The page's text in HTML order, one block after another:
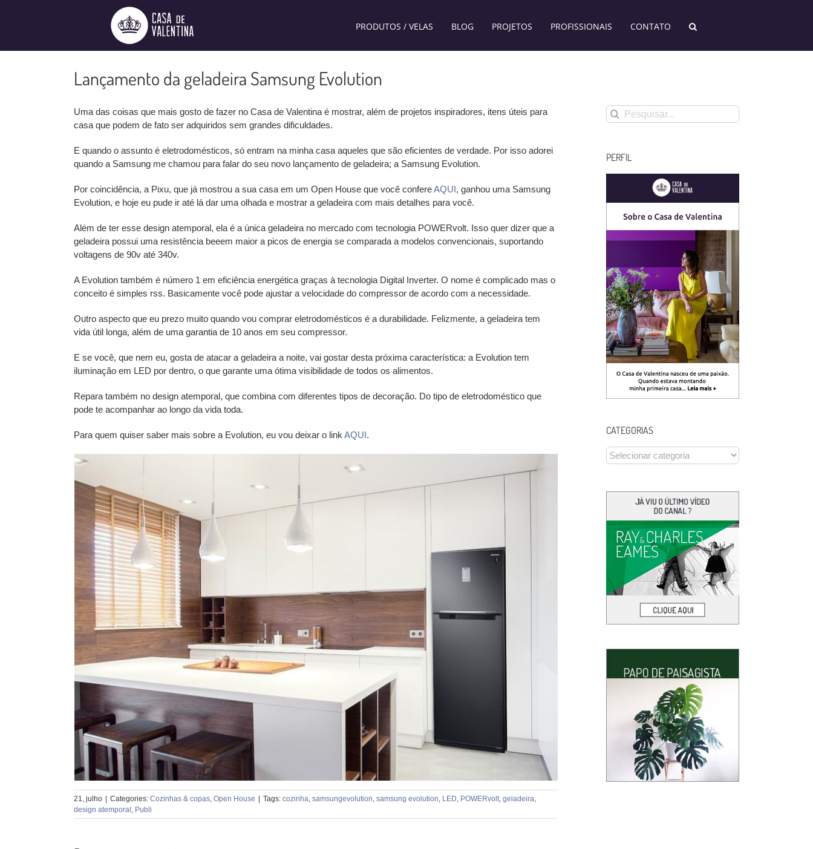
PRODUTOS / VELAS BLOG PROJETOS PROFISSIONAIS CONTATO
Lançamento da geladeira Samsung Evolution
Uma das coisas que mais gosto de fazer no Casa de Valentina é mostrar, além de projetos inspiradores, itens úteis para
casa que podem de fato ser adquiridos sem grandes dificuldades.
E quando o assunto é eletrodomésticos, só entram na minha casa aqueles que são eficientes de verdade. Por isso adorei
quando a Samsung me chamou para falar do seu novo lançamento de geladeira; a Samsung Evolution.
Por coincidência, a Pixu, que já mostrou a sua casa em um Open House que você confereAQUI, ganhou uma Samsung
Evolution, e hoje eu pude ir até lá dar uma olhada e mostrar a geladeira com mais detalhes para você.
Além de ter esse design atemporal, ela é a única geladeira no mercado com tecnologia POWERvolt. Isso quer dizer que a
geladeira possui uma resistência beeem maior a picos de energia se comparada a modelos convencionais, suportando
voltagens de 90v até 340v.
A Evolution também é número 1 em eficiência energética graças à tecnologia Digital Inverter. O nome é complicado mas o
conceito é simples rss. Basicamente você pode ajustar a velocidade do compressor de acordo com a necessidade.
Outro aspecto que eu prezo muito quando vou comprar eletrodomésticos é a durabilidade. Felizmente, a geladeira tem
vida útil longa, além de uma garantia de 10 anos em seu compressor.
E se você, que nem eu, gosta de atacar a geladeira a noite, vai gostar desta próxima característica: a Evolution tem
iluminação em LED por dentro, o que garante uma ótima visibilidade de todos os alimentos.
Repara também no design atemporal, que combina com diferentes tipos de decoração. Do tipo de eletrodoméstico que
pode te acompanhar ao longo da vida toda.
Para quem quiser saber mais sobre a Evolution, eu vou deixar o link AQUI.
21, julho | Categories: Cozinhas & copas, Open House | Tags: cozinha, samsungevolution, samsung evolution, LED, POWERvolt, geladeira,
design atemporal, Publi
Buscar
resultados
PERFIL
CATEGORIAS
CATEGORIAS